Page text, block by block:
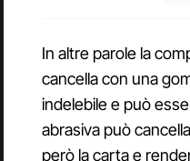
In altre parole la
cancella con una
indelebile e può
abrasiva può
però la carta e